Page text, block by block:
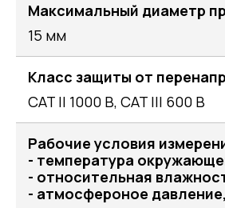
Максимальный диаметр
15 мм
Класс защиты от
CAT II 1000 В, CAT III 600 В
Рабочие условия
- температура
- относительная
- атмосфероное